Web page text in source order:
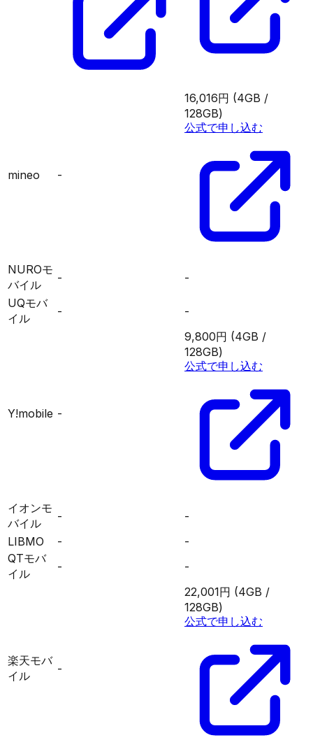
mineo -
16,016円 (4GB /
128GB)
公式で申し込む
NUROモ
バイル
-
-
UQモバ
イル
- -
Y!mobile -
9,800円 (4GB /
128GB)
公式で申し込む
イオンモ
バイル
-
-
LIBMO
-
-
QTモバ
イル
- -
楽天モバ
イル
-
22,001円 (4GB /
128GB)
公式で申し込む